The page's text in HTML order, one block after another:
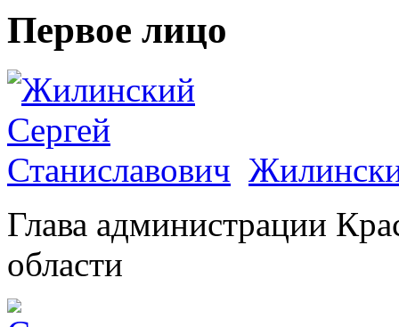
Первое лицо
Глава администрации
области